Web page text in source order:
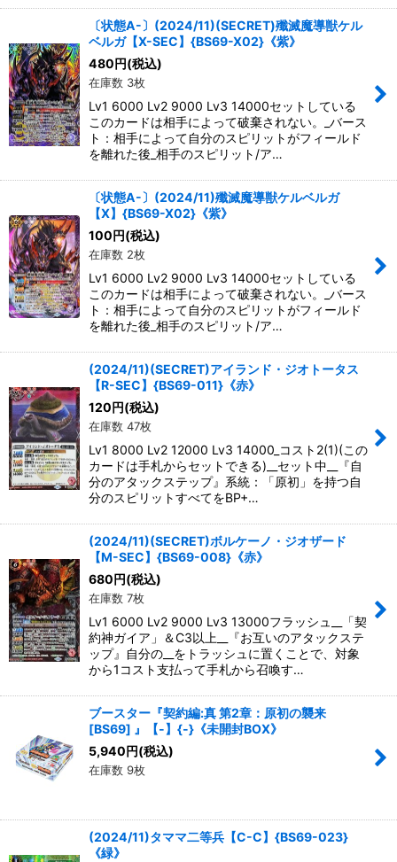
〔状態A-〕(2024/11)(SECRET)殲滅魔導獣ケル
ベルガ【X-SEC】{BS69-X02}《紫》
480 円(税込)
在庫数 3枚
Lv1 6000 Lv2 9000 Lv3 14000セットしている
このカードは相手によって破棄されない。_バース
ト：相手によって自分のスピリットがフィールド
を離れた後_相手のスピリット/ア…
〔状態A-〕(2024/11)殲滅魔導獣ケルベルガ
【X】{BS69-X02}《紫》
100 円(税込)
在庫数 2枚
Lv1 6000 Lv2 9000 Lv3 14000セットしている
このカードは相手によって破棄されない。_バース
ト：相手によって自分のスピリットがフィールド
を離れた後_相手のスピリット/ア…
(2024/11)(SECRET)アイランド・ジオトータス
【R-SEC】{BS69-011}《赤》
120 円(税込)
在庫数 47枚
Lv1 8000 Lv2 12000 Lv3 14000_コスト2(1)(この
カードは手札からセットできる)__セット中__『自
分のアタックステップ』系統：「原初」を持つ自
分のスピリットすべてをBP+…
(2024/11)(SECRET)ボルケーノ・ジオザード
【M-SEC】{BS69-008}《赤》
680 円(税込)
在庫数 7枚
Lv1 6000 Lv2 9000 Lv3 13000フラッシュ__「契
約神ガイア」＆C3以上__『お互いのアタックステ
ップ』自分の__をトラッシュに置くことで、対象
から1コスト支払って手札から召喚す…
ブースター『契約編:真 第2章：原初の襲来
[BS69] 』【-】{-}《未開封BOX》
5,940 円(税込)
在庫数 9枚
(2024/11)タママ二等兵【C-C】{BS69-023}
《緑》